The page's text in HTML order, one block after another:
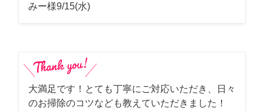
みー様9/15(水)
大満足です！とても丁寧にご対応いただき、日々
のお掃除のコツなども教えていただきました！